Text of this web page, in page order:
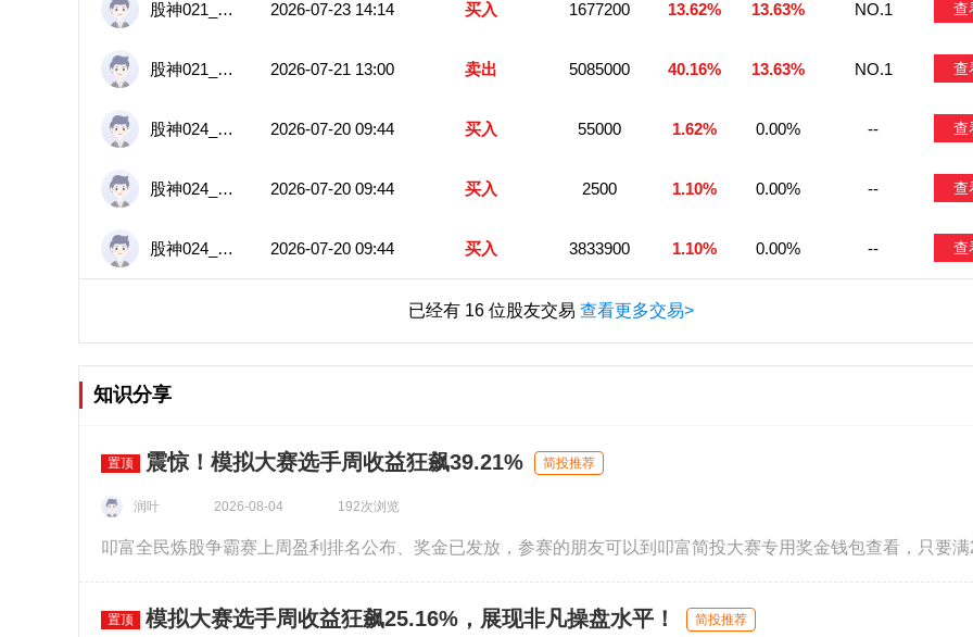
股神021_5571 2026-07-23 14:14 买入 1677200 13.62% 13.63% NO.1 查
股神021_5571 2026-07-21 13:00 卖出 5085000 40.16% 13.63% NO.1 查
股神024_9685 2026-07-20 09:44 买入 55000 1.62% 0.00% -- 查
股神024_9685 2026-07-20 09:44 买入 2500 1.10% 0.00% -- 查
股神024_9685 2026-07-20 09:44 买入 3833900 1.10% 0.00% -- 查
已经有 16 位股友交易 查看更多交易>
知识分享
置顶 震惊！模拟大赛选手周收益狂飙39.21% 简投推荐
润叶 2026-08-04 192次浏览
置顶 模拟大赛选手周收益狂飙25.16%，展现非凡操盘水平！ 简投推荐